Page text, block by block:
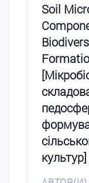
Soil
культур]